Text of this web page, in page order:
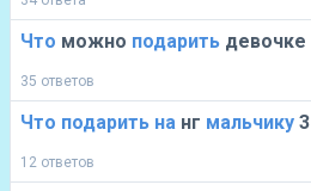
Что можно подарить девочке
35 ответов
Что подарить на нг мальчику 3
12 ответов